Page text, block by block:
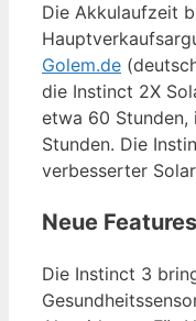
Die Akkulaufzeit
Golem.de
die Instinct 2X
etwa 60 Stunden,
Stunden. Die
verbesserter
Neue
Die Instinct 3